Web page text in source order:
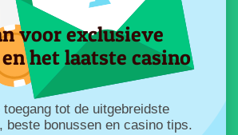
voor exclusieve
het laatste casino
tot de uitgebreidste
beste bonussen en casino tips.